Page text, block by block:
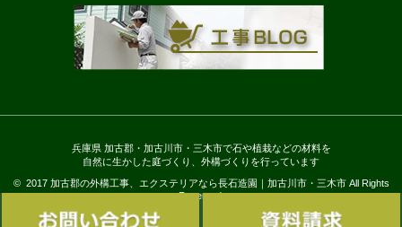
兵庫県 加古郡・加古川市・三木市で石や植栽などの材料を
自然に生かした庭づくり、外構づくりを行っています
© 2017 加古郡の外構工事、エクステリアなら長石造園｜加古川市・三木市 All Rights
Reserved.